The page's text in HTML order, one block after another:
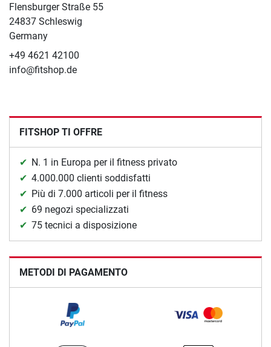
Flensburger Straße 55
24837 Schleswig
Germany
+49 4621 42100
info@fitshop.de
FITSHOP TI OFFRE
N. 1 in Europa per il fitness privato
4.000.000 clienti soddisfatti
Più di 7.000 articoli per il fitness
69 negozi specializzati
75 tecnici a disposizione
METODI DI PAGAMENTO